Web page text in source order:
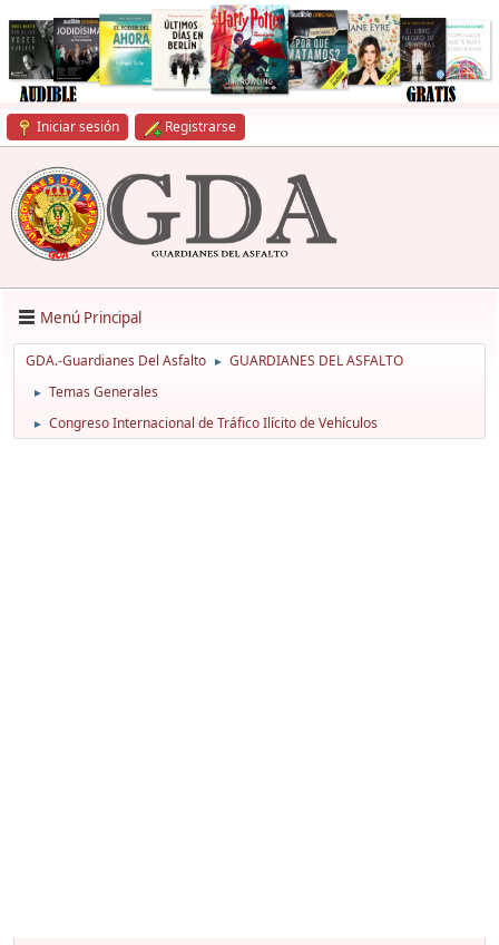
Iniciar sesión Registrarse
Menú Principal
GDA.-Guardianes Del Asfalto ► GUARDIANES DEL ASFALTO
► Temas Generales
► Congreso Internacional de Tráfico Ilícito de Vehículos